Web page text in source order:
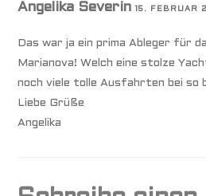
Angelika Severin 15. FEBRUAR
Das war ja ein prima Ableger für
Marianova! Welch eine stolze
noch viele tolle Ausfahrten bei so
Liebe Grüße
Angelika